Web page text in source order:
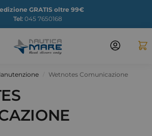
GRATIS oltre 99€
Tel: 045 7650168
Wetnotes Comunicazione